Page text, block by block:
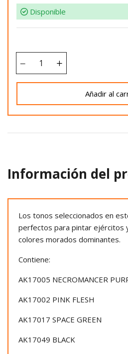
Disponible
Añadir al
Información del
Los tonos seleccionados en
perfectos para pintar ejércitos
colores morados dominantes.
Contiene:
AK17005 NECROMANCER
AK17002 PINK FLESH
AK17017 SPACE GREEN
AK17049 BLACK